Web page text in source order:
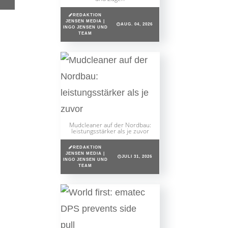
REDAKTION
JENSEN MEDIA |
INGO JENSEN UND
TEAM
AUG. 04, 2026
Mudcleaner auf der Nordbau:
leistungsstärker als je zuvor
REDAKTION
JENSEN MEDIA |
INGO JENSEN UND
TEAM
JULI 31, 2026